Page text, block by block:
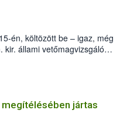
én, költözött be – igaz, még
kir. állami vetőmagvizsgáló
alatti, Czigler Győző által
jártas